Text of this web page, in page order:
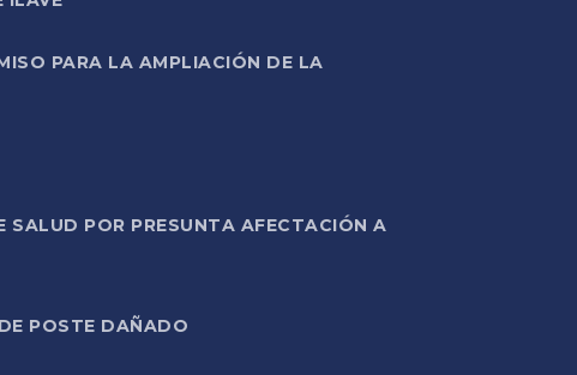
PARA LA AMPLIACIÓN DE LA
SALUD POR PRESUNTA AFECTACIÓN A
POSTE DAÑADO